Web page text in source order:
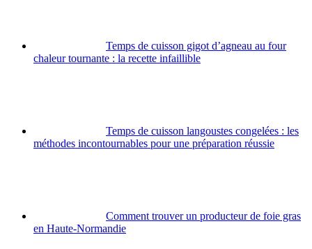
Temps de cuisson gigot d’agneau au four
chaleur tournante : la recette infaillible
Temps de cuisson langoustes congelées : les
méthodes incontournables pour une préparation réussie
Comment trouver un producteur de foie gras
en Haute-Normandie